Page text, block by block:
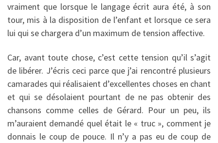
vraiment que lorsque le langage écrit aura été, à son
tour, mis à la disposition de l’enfant et lorsque ce sera
lui qui se chargera d’un maximum de tension affective.
Car, avant toute chose, c’est cette tension qu’il s’agit
de libérer. J’écris ceci parce que j’ai rencontré plusieurs
camarades qui réalisaient d’excellentes choses en chant
et qui se désolaient pourtant de ne pas obtenir des
chansons comme celles de Gérard. Pour un peu, ils
m’auraient demandé quel était le « truc », comment je
donnais le coup de pouce. Il n’y a pas eu de coup de